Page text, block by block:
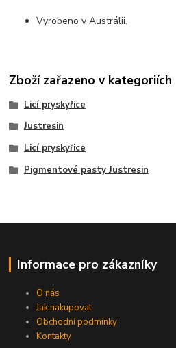
Vyrobeno v Austrálii.
Zboží zařazeno v kategoriích
Licí pryskyřice
Justresin
Licí pryskyřice
Pigmentové pasty Justresin
Informace pro zákazníky
O nás
Jak nakupovat
Obchodní podmínky
Kontakty